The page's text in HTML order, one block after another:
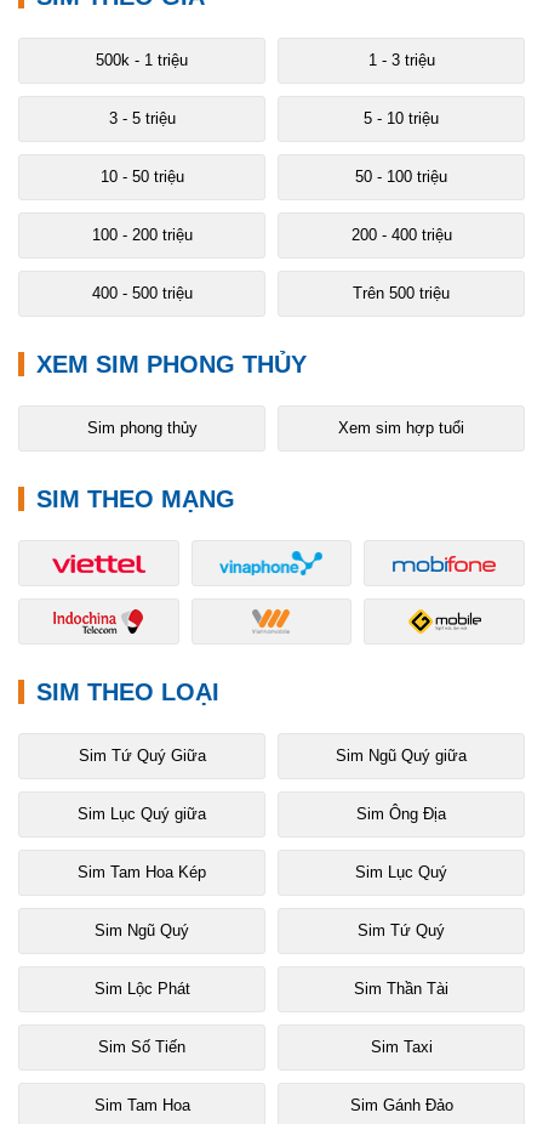
500k - 1 triệu 1 - 3 triệu
3 - 5 triệu 5 - 10 triệu
10 - 50 triệu 50 - 100 triệu
100 - 200 triệu 200 - 400 triệu
400 - 500 triệu Trên 500 triệu
XEM SIM PHONG THỦY
Sim phong thủy Xem sim hợp tuổi
SIM THEO MẠNG
SIM THEO LOẠI
Sim Tứ Quý Giữa Sim Ngũ Quý giữa
Sim Lục Quý giữa Sim Ông Địa
Sim Tam Hoa Kép Sim Lục Quý
Sim Ngũ Quý Sim Tứ Quý
Sim Lộc Phát Sim Thần Tài
Sim Số Tiến Sim Taxi
Sim Tam Hoa Sim Gánh Đảo